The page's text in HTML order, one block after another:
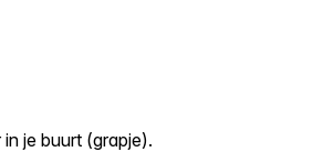
je buurt (grapje).